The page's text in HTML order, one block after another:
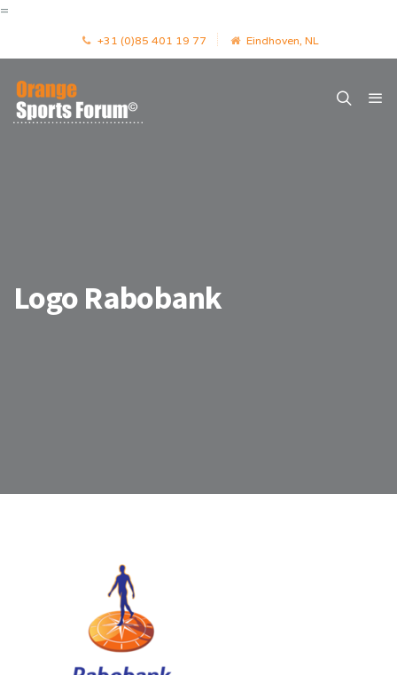
=
+31 (0)85 401 19 77 Eindhoven, NL
Logo Rabobank